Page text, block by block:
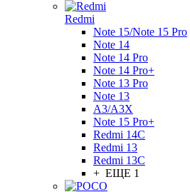
Redmi
Note 15/Note 15 Pro
Note 14
Note 14 Pro
Note 14 Pro+
Note 13 Pro
Note 13
A3/A3X
Note 15 Pro+
Redmi 14C
Redmi 13
Redmi 13C
+ ЕЩЕ 1